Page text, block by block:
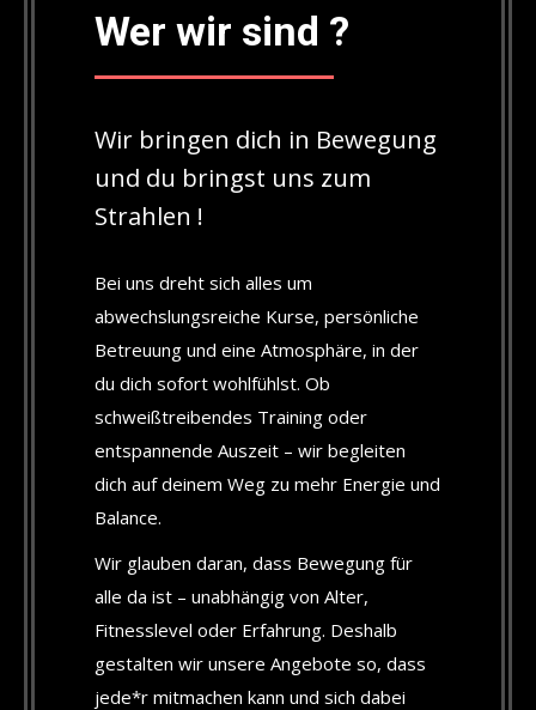
Wer wir sind ?
Wir bringen dich in Bewegung
und du bringst uns zum
Strahlen !
Bei uns dreht sich alles um
abwechslungsreiche Kurse, persönliche
Betreuung und eine Atmosphäre, in der
du dich sofort wohlfühlst. Ob
schweißtreibendes Training oder
entspannende Auszeit – wir begleiten
dich auf deinem Weg zu mehr Energie und
Balance.
Wir glauben daran, dass Bewegung für
alle da ist – unabhängig von Alter,
Fitnesslevel oder Erfahrung. Deshalb
gestalten wir unsere Angebote so, dass
jede*r mitmachen kann und sich dabei